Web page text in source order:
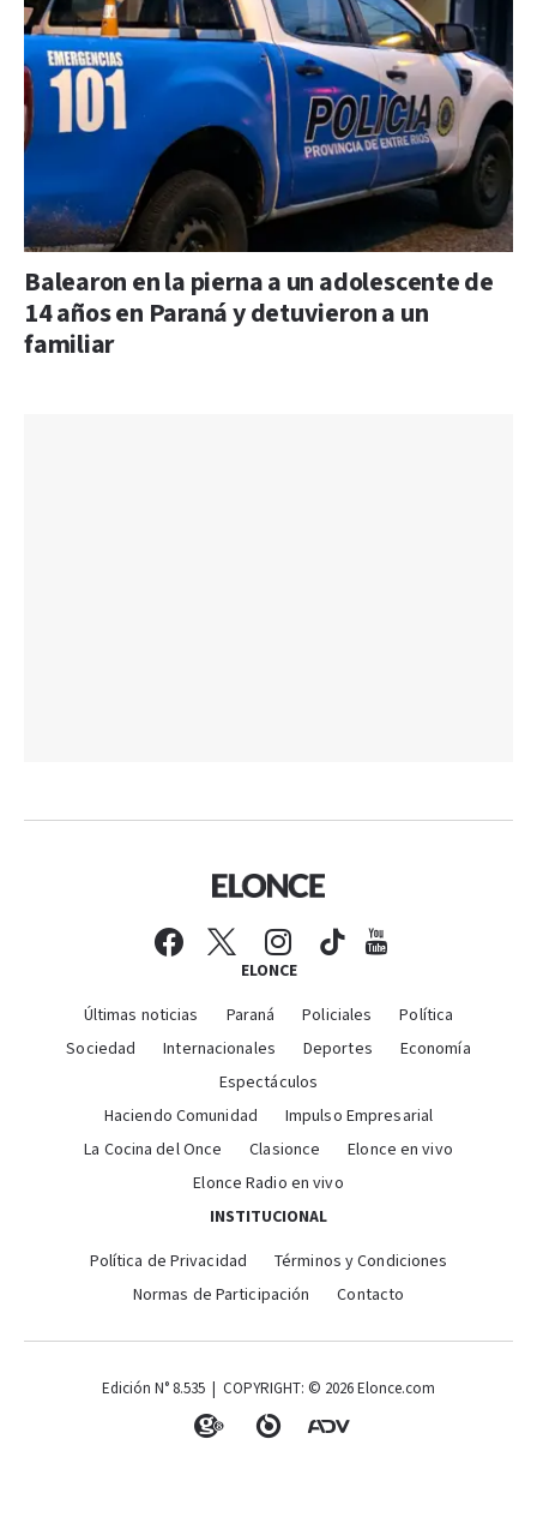
Balearon en la pierna a un adolescente de
14 años en Paraná y detuvieron a un
familiar
ELONCE
Últimas noticias Paraná Policiales
Política
Sociedad
Internacionales Deportes
Economía
Espectáculos
Haciendo Comunidad
Impulso Empresarial
La Cocina del Once
Clasionce
Elonce en vivo
Elonce Radio en vivo
INSTITUCIONAL
Política de Privacidad
Términos y Condiciones
Normas de Participación
Contacto
Edición N° 8.535 | COPYRIGHT: © 2026 Elonce.com